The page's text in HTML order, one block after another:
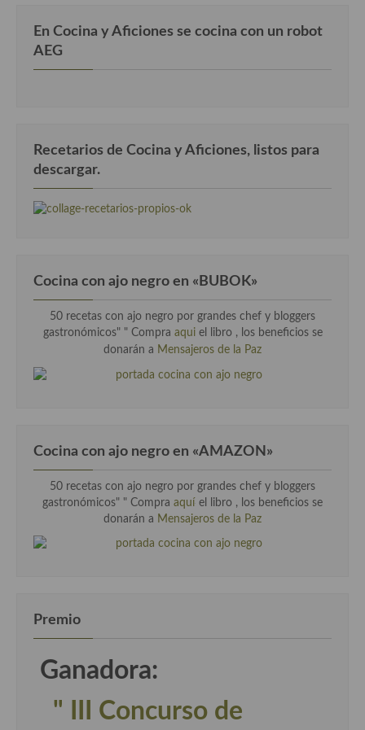
En Cocina y Aficiones se cocina con un robot
AEG
Recetarios de Cocina y Aficiones, listos para
descargar.
Cocina con ajo negro en «BUBOK»
50 recetas con ajo negro por grandes chef y bloggers
gastronómicos" " Compra aqui el libro , los beneficios se
donarán a Mensajeros de la Paz
Cocina con ajo negro en «AMAZON»
50 recetas con ajo negro por grandes chef y bloggers
gastronómicos" " Compra aquí el libro , los beneficios se
donarán a Mensajeros de la Paz
Premio
Ganadora:
" III Concurso de